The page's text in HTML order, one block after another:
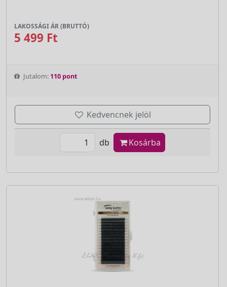
LAKOSSÁGI ÁR (BRUTTÓ)
5 499 Ft
Jutalom: 110 pont
Kedvencnek jelöl
db Kosárba